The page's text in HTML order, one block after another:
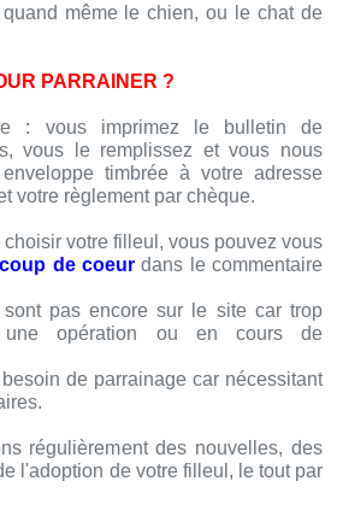
même le chien, ou le chat de
PARRAINER ?
: vous imprimez le bulletin de
vous le remplissez et vous nous
timbrée à votre adresse
votre règlement par chèque.
votre filleul, vous pouvez vous
coup de coeur dans le commentaire
sont pas encore sur le site car trop
une opération ou en cours de
de parrainage car nécessitant
régulièrement des nouvelles, des
l'adoption de votre filleul, le tout par